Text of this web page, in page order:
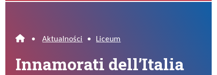
Home
• Aktualności • Liceum
Innamorati dell’Italia